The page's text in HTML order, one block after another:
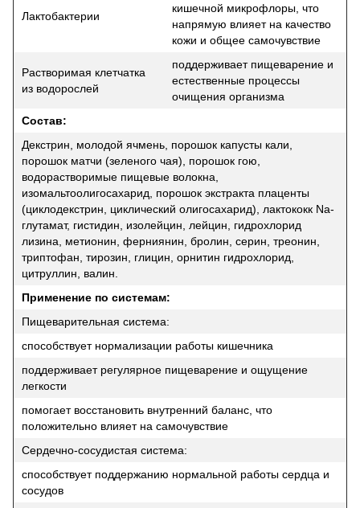
Лактобактерии
кишечной микрофлоры, что
напрямую влияет на качество
кожи и общее самочувствие
Растворимая клетчатка
из водорослей
поддерживает пищеварение и
естественные процессы
очищения организма
Состав:
Декстрин, молодой ячмень, порошок капусты кали,
порошок матчи (зеленого чая), порошок гою,
водорастворимые пищевые волокна,
изомальтоолигосахарид, порошок экстракта плаценты
(циклодекстрин, циклический олигосахарид), лактококк Na-
глутамат, гистидин, изолейцин, лейцин, гидрохлорид
лизина, метионин, ферниянин, бролин, серин, треонин,
триптофан, тирозин, глицин, орнитин гидрохлорид,
цитруллин, валин.
Применение по системам:
Пищеварительная система:
способствует нормализации работы кишечника
поддерживает регулярное пищеварение и ощущение
легкости
помогает восстановить внутренний баланс, что
положительно влияет на самочувствие
Сердечно-сосудистая система:
способствует поддержанию нормальной работы сердца и
сосудов